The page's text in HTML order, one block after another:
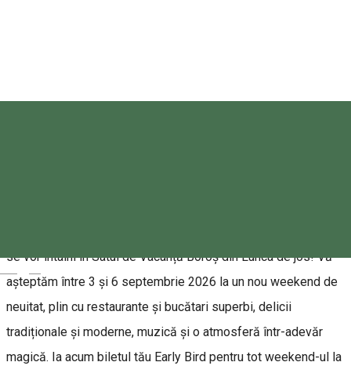
Joi, 03 Septembrie 2026 - Duminică, 06 Septembrie 2026
se vor întâlni în Satul de Vacanță Boroș din Lunca de jos! Vă
așteptăm între 3 și 6 septembrie 2026 la un nou weekend de
neuitat, plin cu restaurante și bucătari superbi, delicii
tradiționale și moderne, muzică și o atmosferă într-adevăr
magică. Ia acum biletul tău Early Bird pentru tot weekend-ul la